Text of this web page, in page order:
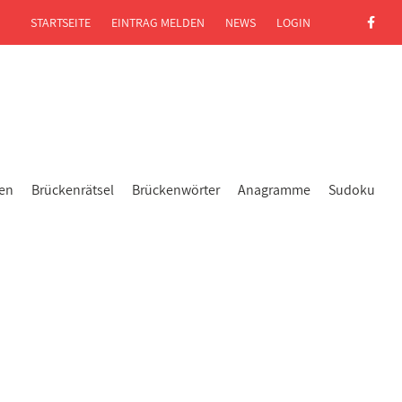
Brückenrätsel Brückenwörter Anagramme Sudoku
STARTSEITE EINTRAG MELDEN NEWS LOGIN